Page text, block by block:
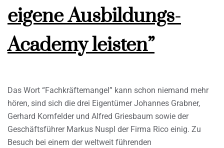
eigene Ausbildungs-
Academy leisten”
Das Wort “Fachkräftemangel” kann schon niemand mehr
hören, sind sich die drei Eigentümer Johannes Grabner,
Gerhard Kornfelder und Alfred Griesbaum sowie der
Geschäftsführer Markus Nuspl der Firma Rico einig. Zu
Besuch bei einem der weltweit führenden